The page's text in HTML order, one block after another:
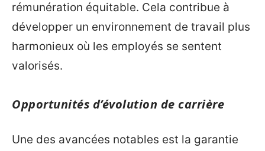
rémunération équitable. Cela contribue à
développer un environnement de travail plus
harmonieux où les employés se sentent
valorisés.
Opportunités d’évolution de carrière
Une des avancées notables est la garantie